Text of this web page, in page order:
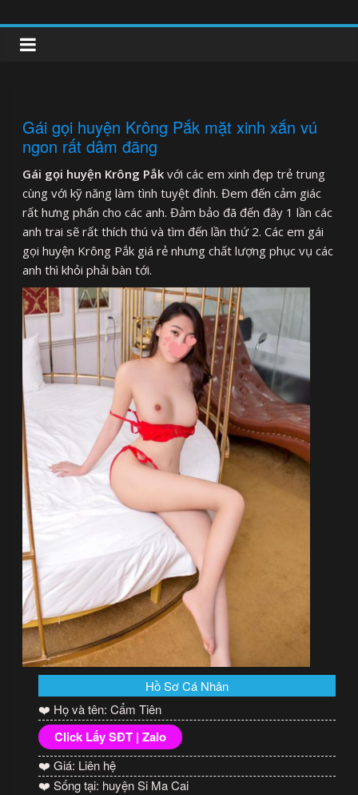
to
content
clipnonglive.com
Gái gọi huyện Krông Pắk mặt xinh xắn vú
ngon rất dâm đãng
Gái gọi huyện Krông Pắk với các em xinh đẹp trẻ trung
cùng với kỹ năng làm tình tuyệt đỉnh. Đem đến cảm giác
rất hưng phấn cho các anh. Đảm bảo đã đến đây 1 lần các
anh trai sẽ rất thích thú và tìm đến lần thứ 2. Các em gái
gọi huyện Krông Pắk giá rẻ nhưng chất lượng phục vụ các
anh thì khỏi phải bàn tới.
Hồ Sơ Cá Nhân
❤️ Họ và tên: Cẩm Tiên
Click Lấy SĐT | Zalo
❤️ Giá: Liên hệ
❤️ Sống tại: huyện Si Ma Cai